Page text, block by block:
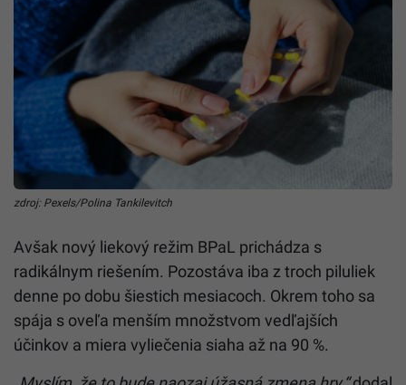
zdroj: Pexels/Polina Tankilevitch
Avšak nový liekový režim BPaL prichádza s
radikálnym riešením. Pozostáva iba z troch piluliek
denne po dobu šiestich mesiacoch. Okrem toho sa
spája s oveľa menším množstvom vedľajších
účinkov a miera vyliečenia siaha až na 90 %.